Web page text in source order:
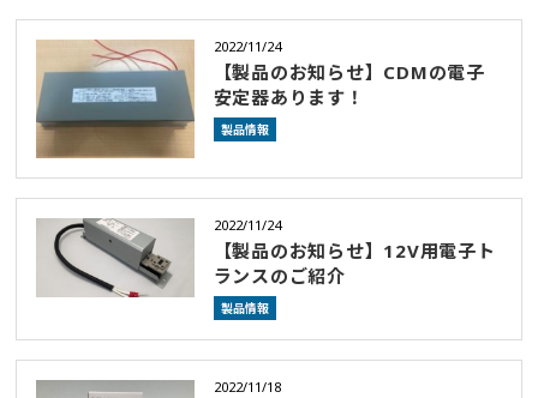
2022/11/24
【製品のお知らせ】CDMの電子
安定器あります！
製品情報
2022/11/24
【製品のお知らせ】12V用電子ト
ランスのご紹介
製品情報
2022/11/18